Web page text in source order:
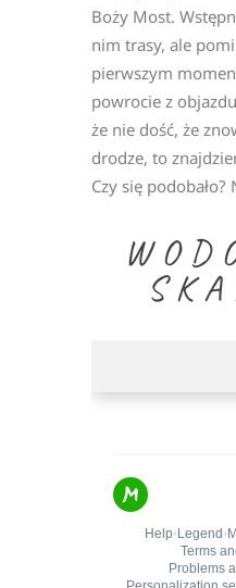
Boży Most.
nim trasy, ale
pierwszym
powrocie z
że nie dość, że
drodze, to
Czy się podobało?